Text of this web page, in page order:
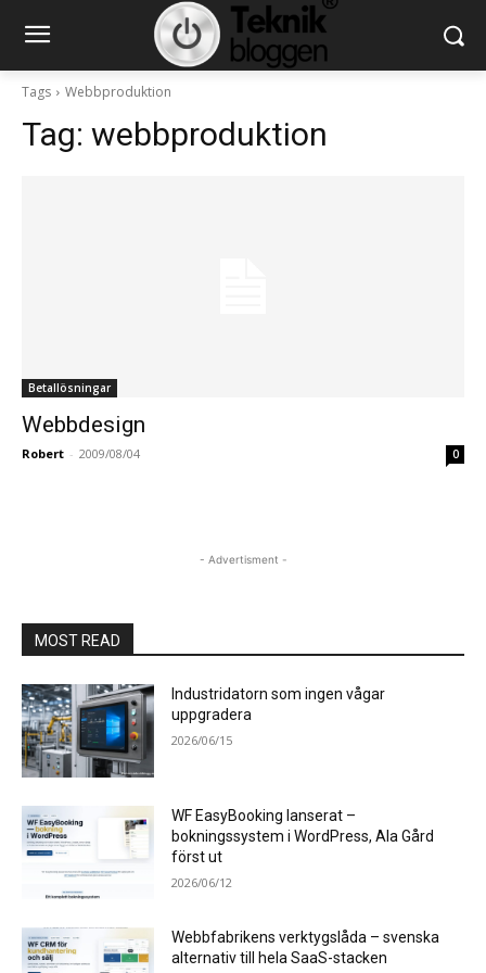
Tags Webbproduktion
Tag: webbproduktion
Betallösningar
Webbdesign
Robert - 2009/08/04 0
- Advertisment -
MOST READ
Industridatorn som ingen vågar
uppgradera
2026/06/15
WF EasyBooking lanserat –
bokningssystem i WordPress, Ala Gård
först ut
2026/06/12
Webbfabrikens verktygslåda – svenska
alternativ till hela SaaS-stacken